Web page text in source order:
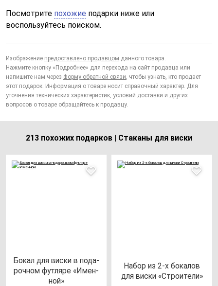
Посмотрите похожие подарки ниже или
воспользуйтесь поиском.
Изображение предоставлено продавцом данного товара.
Нажмите кнопку «Подробнее» для перехода на сайт продавца или
напишите нам через форму обратной связи, чтобы узнать, кто продает
этот подарок. Информация о товаре носит справочный характер. Для
уточнения технических характеристик, условий доставки и других
вопросов о товаре обращайтесь к продавцу.
213 похожих подарков | Стаканы для виски
Бокал для вис­ки в по­да­
роч­ном фут­ля­ре «Имен­
ной»
Набор из 2-х бо­ка­лов
для вис­ки «Стро­ите­ли»